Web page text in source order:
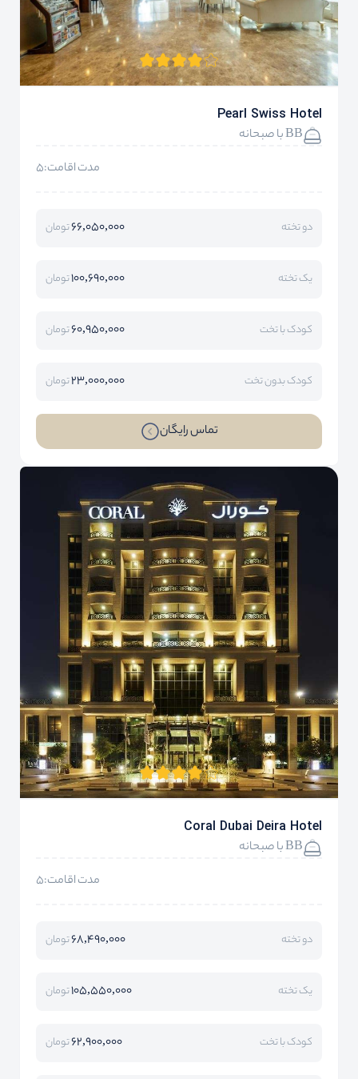
Pearl Swiss Hotel
BB با صبحانه
مدت اقامت:5
دو تخته 66,050,000تومان
یک تخته 100,690,000تومان
کودک با تخت 60,950,000تومان
کودک بدون تخت 23,000,000تومان
تماس رایگان
Coral Dubai Deira Hotel
BB با صبحانه
مدت اقامت:5
دو تخته 68,490,000تومان
یک تخته 105,550,000تومان
کودک با تخت 62,900,000تومان